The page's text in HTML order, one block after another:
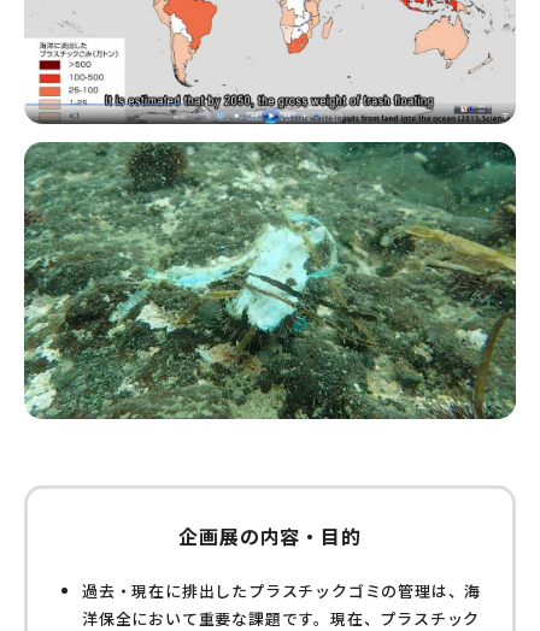
企画展の内容・目的
過去・現在に排出したプラスチックゴミの管理は、海
洋保全において重要な課題です。現在、プラスチック